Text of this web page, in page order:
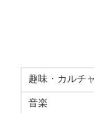
すべての作
価格の安い順
月間ランキング
趣味・カルチ
音楽